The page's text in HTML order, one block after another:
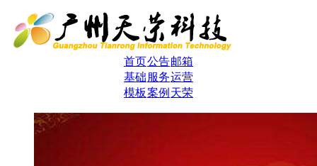
首页公告邮箱
基础 服务运营
模板案例 天荣